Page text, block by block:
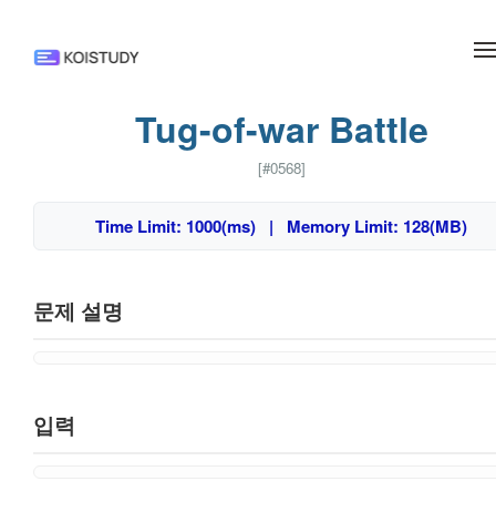
Tug-of-war Battle
[#0568]
Time Limit: 1000(ms) | Memory Limit: 128(MB)
문제 설명
입력